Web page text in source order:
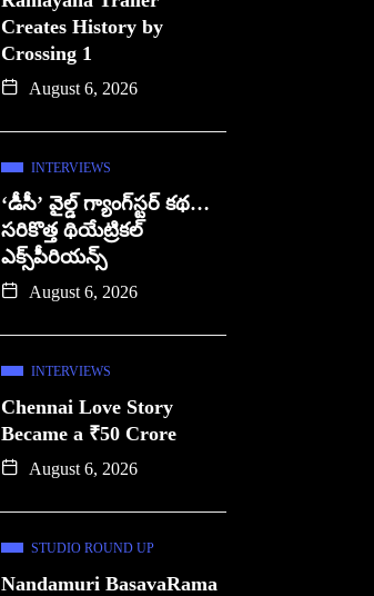
Creates History by
Crossing 1
August 6, 2026
INTERVIEWS
‘డీసీ’ వైల్డ్ గ్యాంగ్‌స్టర్ కథ…
సరికొత్త థియేట్రికల్
ఎక్స్‌పీరియన్స్
August 6, 2026
INTERVIEWS
Chennai Love Story
Became a ₹50 Crore
August 6, 2026
STUDIO ROUND UP
Nandamuri BasavaRama